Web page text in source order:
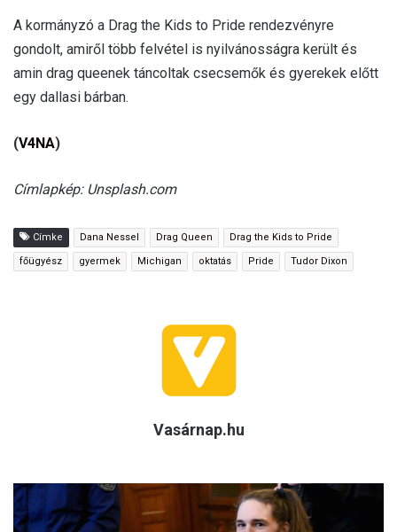
A kormányzó a Drag the Kids to Pride rendezvényre
gondolt, amiről több felvétel is nyilvánosságra került és
amin drag queenek táncoltak csecsemők és gyerekek előtt
egy dallasi bárban.
(V4NA)
Címlapkép: Unsplash.com
Címke Dana Nessel Drag Queen Drag the Kids to Pride
főügyész gyermek Michigan oktatás Pride Tudor Dixon
Vasárnap.hu